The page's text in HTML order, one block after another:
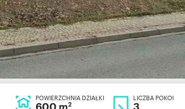
POWIERZCHNIA DZIAŁKI
600 m2
LICZBA POKOI
3